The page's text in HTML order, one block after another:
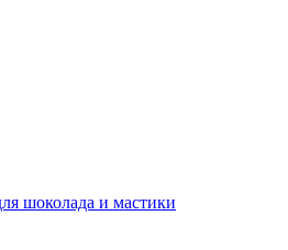
шоколада и мастики